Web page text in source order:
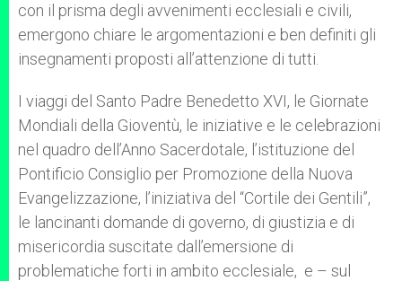
con il prisma degli avvenimenti ecclesiali e civili,
emergono chiare le argomentazioni e ben definiti gli
insegnamenti proposti all’attenzione di tutti.
I viaggi del Santo Padre Benedetto XVI, le Giornate
Mondiali della Gioventù, le iniziative e le celebrazioni
nel quadro dell’Anno Sacerdotale, l’istituzione del
Pontificio Consiglio per Promozione della Nuova
Evangelizzazione, l’iniziativa del “Cortile dei Gentili”,
le lancinanti domande di governo, di giustizia e di
misericordia suscitate dall’emersione di
problematiche forti in ambito ecclesiale, e – sul